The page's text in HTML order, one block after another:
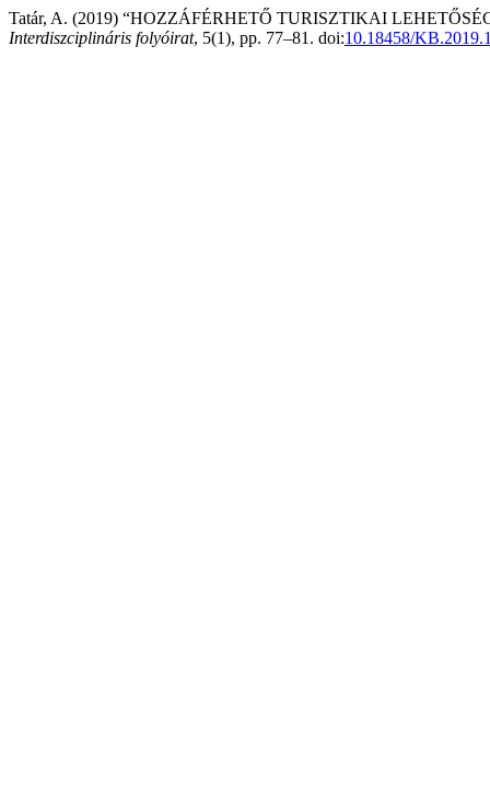
Tatár, A. (2019) “HOZZÁFÉRHETŐ TURISZTIKAI
Interdiszciplináris folyóirat, 5(1), pp. 77–81. doi:10.18458/